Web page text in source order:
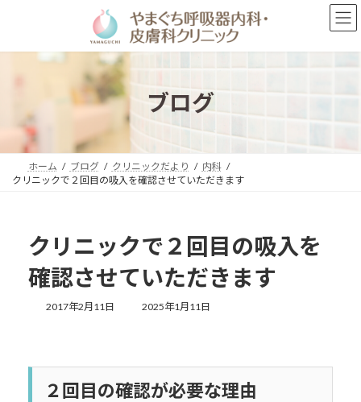
ン
プ
ー
動
ブログ
ホーム ブログ クリニックだより
内科
クリニックで２回目の吸入を確認させていただきます
クリニックで２回目の吸入を
確認させていただきます
2017年2月11日
最
:
2025年1月11日
２回目の確認が必要な理由